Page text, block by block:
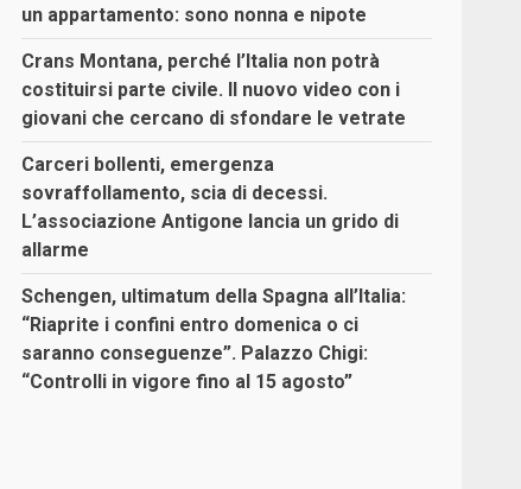
un appartamento: sono nonna e nipote
Crans Montana, perché l’Italia non potrà
costituirsi parte civile. Il nuovo video con i
giovani che cercano di sfondare le vetrate
Carceri bollenti, emergenza
sovraffollamento, scia di decessi.
L’associazione Antigone lancia un grido di
allarme
Schengen, ultimatum della Spagna all’Italia:
“Riaprite i confini entro domenica o ci
saranno conseguenze”. Palazzo Chigi:
“Controlli in vigore fino al 15 agosto”